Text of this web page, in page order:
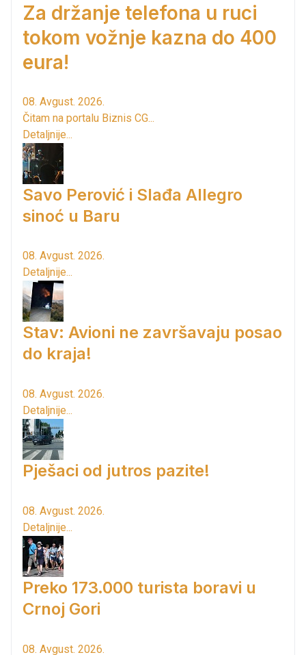
Za držanje telefona u ruci
tokom vožnje kazna do 400
eura!
08. Avgust. 2026.
Čitam na portalu Biznis CG...
Detaljnije...
Savo Perović i Slađa Allegro
sinoć u Baru
08. Avgust. 2026.
Detaljnije...
Stav: Avioni ne završavaju posao
do kraja!
08. Avgust. 2026.
Detaljnije...
Pješaci od jutros pazite!
08. Avgust. 2026.
Detaljnije...
Preko 173.000 turista boravi u
Crnoj Gori
08. Avgust. 2026.